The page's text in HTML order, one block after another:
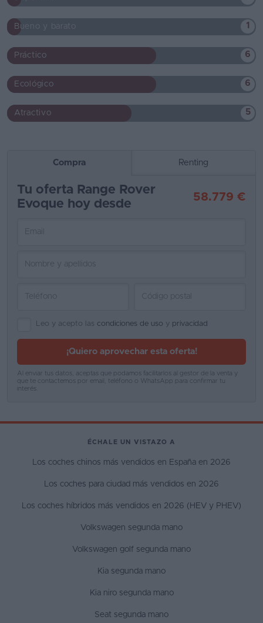
Bueno y barato 1
Práctico 6
Ecológico 6
Atractivo 5
Compra Renting
Tu oferta Range Rover
Evoque hoy desde
58.779 €
Leo y acepto las condiciones de uso y privacidad
¡Quiero aprovechar esta oferta!
Al enviar tus datos, aceptas que podamos facilitarlos al gestor de la venta y
que te contactemos por email, teléfono o WhatsApp para confirmar tu
interés.
ÉCHALE UN VISTAZO A
Los coches chinos más vendidos en España en 2026
Los coches para ciudad más vendidos en 2026
Los coches híbridos más vendidos en 2026 (HEV y PHEV)
Volkswagen segunda mano
Volkswagen golf segunda mano
Kia segunda mano
Kia niro segunda mano
Seat segunda mano